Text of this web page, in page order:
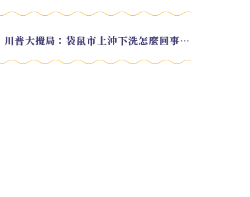
EP.213 川普大攪局：袋鼠市上沖下洗怎麼回事？feat. Alvin